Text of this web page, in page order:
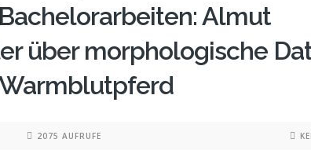
Almut
über morphologische
2075 AUFRUFE